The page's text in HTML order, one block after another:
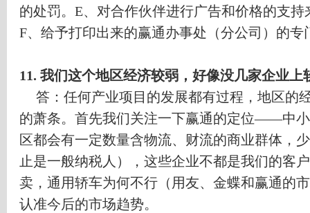
的处罚。 E、对合作伙伴进行广告和价格的支
F、给予打印出来的赢通办事处（分公司）的专
11. 我们这个地区经济较弱，好像没几家企业上
答：任何产业项目的发展都有过程，地区的
的萧条。首先我们关注一下赢通的定位——中
区都会有一定数量含物流、财流的商业群体，
止是一般纳税人），这些企业不都是我们的客
卖，通用轿车为何不行（用友、金蝶和赢通的
认准今后的市场趋势。